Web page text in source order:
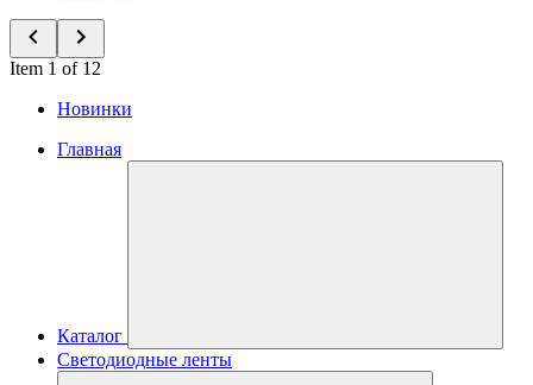
Item 1 of 12
Новинки
Главная
Каталог
Светодиодные ленты